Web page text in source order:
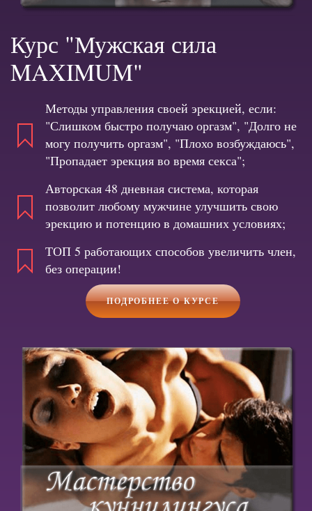
Курс "Мужская сила
MAXIMUM"
Методы управления своей эрекцией, если:
"Слишком быстро получаю оргазм", "Долго не
могу получить оргазм", "Плохо возбуждаюсь",
"Пропадает эрекция во время секса";
Авторская 48 дневная система, которая
позволит любому мужчине улучшить свою
эрекцию и потенцию в домашних условиях;
ТОП 5 работающих способов увеличить член,
без операции!
ПОДРОБНЕЕ О КУРСЕ